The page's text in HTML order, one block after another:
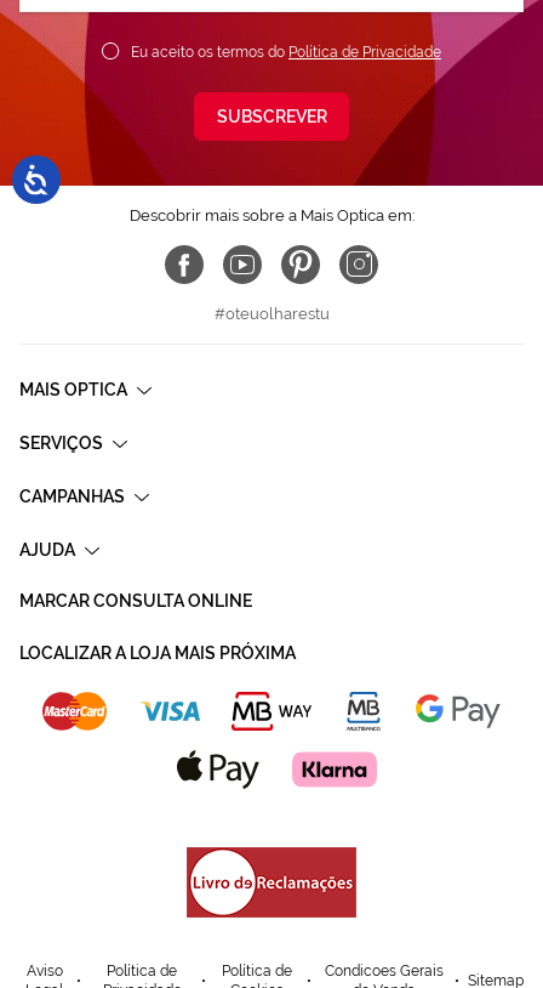
Newsletter:
Eu aceito os termos do Política de Privacidade
SUBSCREVER
Descobrir mais sobre a Mais Optica em:
#oteuolharestu
MAIS OPTICA
SERVIÇOS
CAMPANHAS
AJUDA
MARCAR CONSULTA ONLINE
LOCALIZAR A LOJA MAIS PRÓXIMA
Aviso
Política de
Política de
Condicoes Gerais
Sitemap